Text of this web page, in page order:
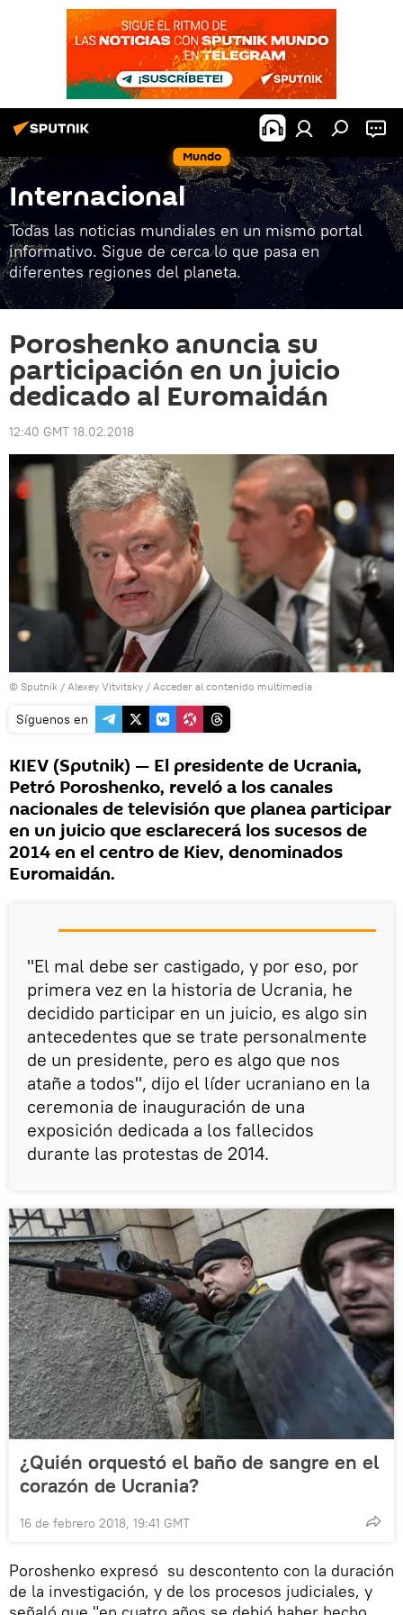
Mundo
Internacional
Todas las noticias mundiales en un mismo portal
informativo. Sigue de cerca lo que pasa en
diferentes regiones del planeta.
Poroshenko anuncia su
participación en un juicio
dedicado al Euromaidán
12:40 GMT 18.02.2018
© Sputnik / Alexey Vitvitsky / Acceder al contenido multimedia
Síguenos en
KIEV (Sputnik) — El presidente de Ucrania,
Petró Poroshenko, reveló a los canales
nacionales de televisión que planea participar
en un juicio que esclarecerá los sucesos de
2014 en el centro de Kiev, denominados
Euromaidán.
"El mal debe ser castigado, y por eso, por
primera vez en la historia de Ucrania, he
decidido participar en un juicio, es algo sin
antecedentes que se trate personalmente
de un presidente, pero es algo que nos
atañe a todos", dijo el líder ucraniano en la
ceremonia de inauguración de una
exposición dedicada a los fallecidos
durante las protestas de 2014.
¿Quién orquestó el baño de sangre en el
corazón de Ucrania?
16 de febrero 2018, 19:41 GMT
Poroshenko expresó su descontento con la duración
de la investigación, y de los procesos judiciales, y